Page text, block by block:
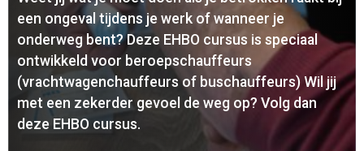
een ongeval tijdens je werk of wanneer je
onderweg bent? Deze EHBO cursus is speciaal
ontwikkeld voor beroepschauffeurs
(vrachtwagenchauffeurs of buschauffeurs) Wil jij
met een zekerder gevoel de weg op? Volg dan
deze EHBO cursus.